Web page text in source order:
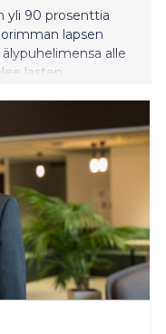
yli 90 prosenttia
lapsen
alle
lasten